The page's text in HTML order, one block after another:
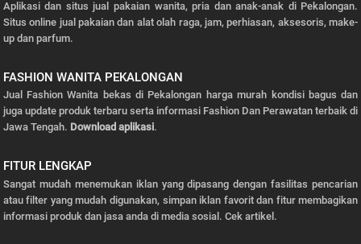
Aplikasi dan situs jual pakaian wanita, pria dan anak-anak di Pekalongan.
Situs online jual pakaian dan alat olah raga, jam, perhiasan, aksesoris, make-
up dan parfum.
FASHION WANITA PEKALONGAN
Jual Fashion Wanita bekas di Pekalongan harga murah kondisi bagus dan
juga update produk terbaru serta informasi Fashion Dan Perawatan terbaik di
Jawa Tengah. Download aplikasi.
FITUR LENGKAP
Sangat mudah menemukan iklan yang dipasang dengan fasilitas pencarian
atau filter yang mudah digunakan, simpan iklan favorit dan fitur membagikan
informasi produk dan jasa anda di media sosial. Cek artikel.